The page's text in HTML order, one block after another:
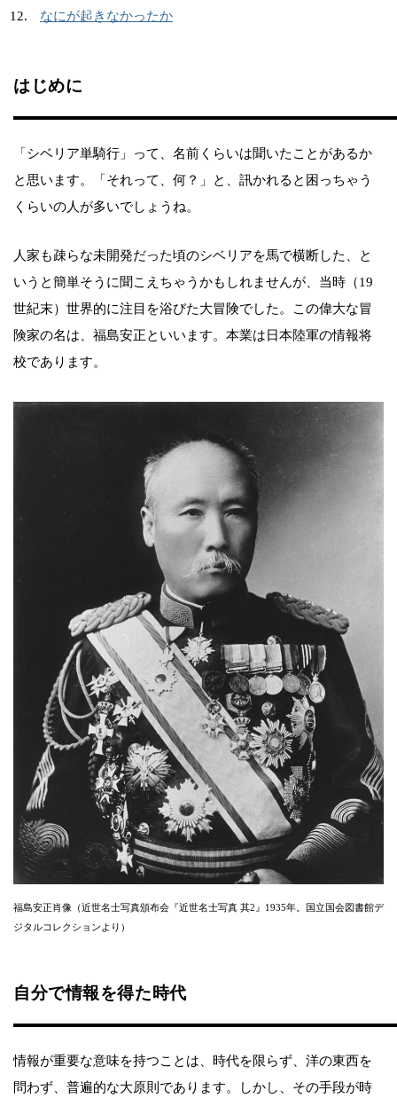
なにが起きなかったか
はじめに
「シベリア単騎行」って、名前くらいは聞いたことがあるか
と思います。「それって、何？」と、訊かれると困っちゃう
くらいの人が多いでしょうね。
人家も疎らな未開発だった頃のシベリアを馬で横断した、と
いうと簡単そうに聞こえちゃうかもしれませんが、当時（19
世紀末）世界的に注目を浴びた大冒険でした。この偉大な冒
険家の名は、福島安正といいます。本業は日本陸軍の情報将
校であります。
福島安正肖像（近世名士写真頒布会『近世名士写真 其2』1935年。国立国会図書館デ
ジタルコレクションより）
自分で情報を得た時代
情報が重要な意味を持つことは、時代を限らず、洋の東西を
問わず、普遍的な大原則であります。しかし、その手段が時